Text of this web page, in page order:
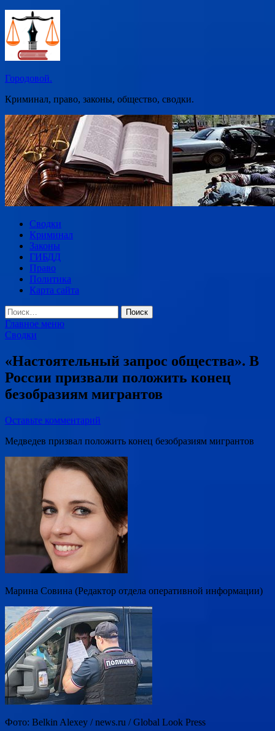
Перейти
содержимому
Городовой.
Криминал, право, законы, общество, сводки.
Сводки
Криминал
Законы
ГИБДД
Право
Политика
Карта сайта
Найти:
Главное меню
Сводки
«Настоятельный запрос общества». В
России призвали положить конец
безобразиям мигрантов
Оставьте комментарий
Медведев призвал положить конец безобразиям мигрантов
Марина Совина (Редактор отдела оперативной информации)
Фото: Belkin Alexey / news.ru / Global Look Press